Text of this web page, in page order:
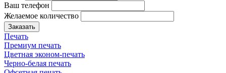
Ваш телефон
Желаемое количество
Заказать
Печать
Премиум печать
Цветная эконом-печать
Черно-белая печать